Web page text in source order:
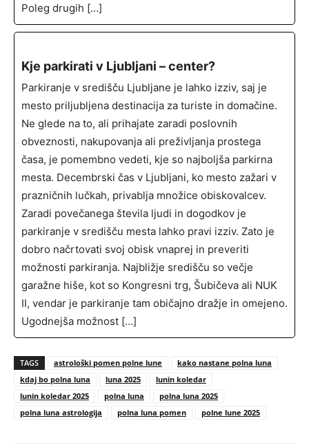
Poleg drugih […]
Kje parkirati v Ljubljani – center?
Parkiranje v središču Ljubljane je lahko izziv, saj je
mesto priljubljena destinacija za turiste in domačine.
Ne glede na to, ali prihajate zaradi poslovnih
obveznosti, nakupovanja ali preživljanja prostega
časa, je pomembno vedeti, kje so najboljša parkirna
mesta. Decembrski čas v Ljubljani, ko mesto zažari v
prazničnih lučkah, privablja množice obiskovalcev.
Zaradi povečanega števila ljudi in dogodkov je
parkiranje v središču mesta lahko pravi izziv. Zato je
dobro načrtovati svoj obisk vnaprej in preveriti
možnosti parkiranja. Najbližje središču so večje
garažne hiše, kot so Kongresni trg, Šubičeva ali NUK
II, vendar je parkiranje tam običajno dražje in omejeno.
Ugodnejša možnost […]
TAGS astrološki pomen polne lune
kako nastane polna luna
kdaj bo polna luna
luna 2025
lunin koledar
lunin koledar 2025
polna luna
polna luna 2025
polna luna astrologija
polna luna pomen polne lune 2025